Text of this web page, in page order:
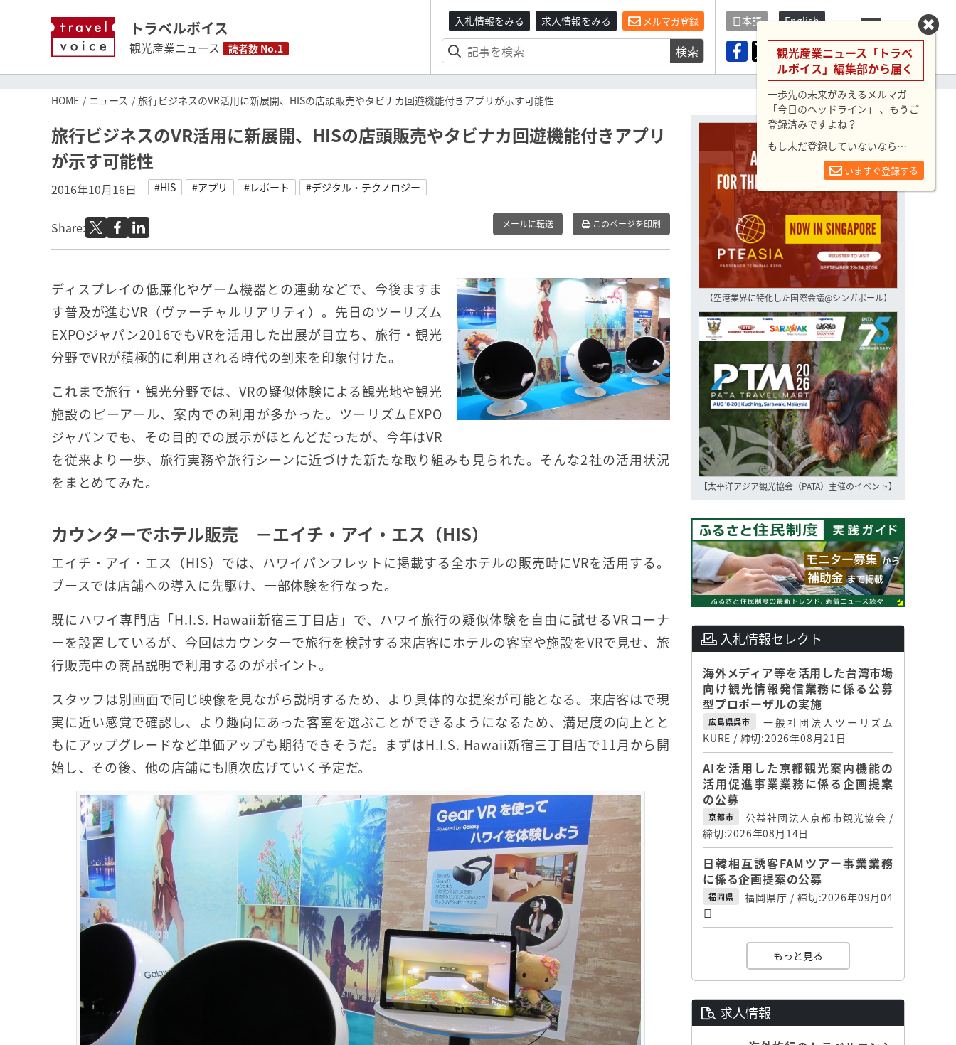
トラベルボイス
観光産業ニュース 読者数 No.1
入札情報をみる 求人情報をみる メルマガ登録
検索
日本語 English
メニュー
HOME ニュース 旅行ビジネスのVR活用に新展開、HISの店頭販売やタビナカ回遊機能付きアプリが示す可能性
旅行ビジネスのVR活用に新展開、HISの店頭販売やタビナカ回遊機能付きアプリ
が示す可能性
2016年10月16日 #HIS #アプリ #レポート #デジタル・テクノロジー
Share: メールに転送 このページを印刷
ディスプレイの低廉化やゲーム機器との連動などで、今後ますま
す普及が進むVR（ヴァーチャルリアリティ）。先日のツーリズム
EXPOジャパン2016でもVRを活用した出展が目立ち、旅行・観光
分野でVRが積極的に利用される時代の到来を印象付けた。
これまで旅行・観光分野では、VRの疑似体験による観光地や観光
施設のピーアール、案内での利用が多かった。ツーリズムEXPO
ジャパンでも、その目的での展示がほとんどだったが、今年はVR
を従来より一歩、旅行実務や旅行シーンに近づけた新たな取り組みも見られた。そんな2社の活用状況
をまとめてみた。
カウンターでホテル販売 －エイチ・アイ・エス（HIS）
エイチ・アイ・エス（HIS）では、ハワイパンフレットに掲載する全ホテルの販売時にVRを活用する。
ブースでは店舗への導入に先駆け、一部体験を行なった。
既にハワイ専門店「H.I.S. Hawaii新宿三丁目店」で、ハワイ旅行の疑似体験を自由に試せるVRコーナ
ーを設置しているが、今回はカウンターで旅行を検討する来店客にホテルの客室や施設をVRで見せ、旅
行販売中の商品説明で利用するのがポイント。
スタッフは別画面で同じ映像を見ながら説明するため、より具体的な提案が可能となる。来店客はで現
実に近い感覚で確認し、より趣向にあった客室を選ぶことができるようになるため、満足度の向上とと
もにアップグレードなど単価アップも期待できそうだ。まずはH.I.S. Hawaii新宿三丁目店で11月から開
始し、その後、他の店舗にも順次広げていく予定だ。
【空港業界に特化した国際会議@シンガポール】
【太平洋アジア観光協会（PATA）主催のイベント】
入札情報セレクト
海外メディア等を活用した台湾市場
向け観光情報発信業務に係る公募
型プロポーザルの実施
広島県呉市
一般社団法人ツーリズム
KURE / 締切:2026年08月21日
AIを活用した京都観光案内機能の
活用促進事業業務に係る企画提案
の公募
京都市
公益社団法人京都市観光協会 /
締切:2026年08月14日
日韓相互誘客FAMツアー事業業務
に係る企画提案の公募
福岡県
福岡県庁 / 締切:2026年09月04
日
もっと見る
求人情報
観光産業ニュース「トラベ
ルボイス」編集部から届く
一歩先の未来がみえるメルマガ
「今日のヘッドライン」 、もうご
登録済みですよね？
もし未だ登録していないなら…
いますぐ登録する